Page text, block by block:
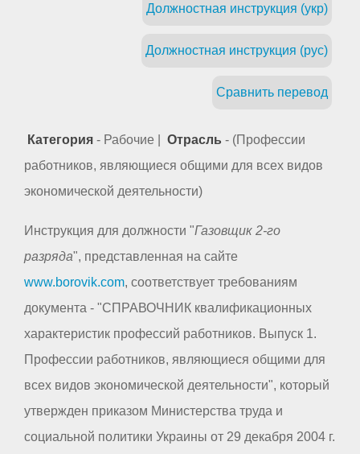
Должностная инструкция (укр)
Должностная инструкция (рус)
Сравнить перевод
Категория - Рабочие | Отрасль - (Профессии
работников, являющиеся общими для всех видов
экономической деятельности)
Инструкция для должности "Газовщик 2-го
разряда", представленная на сайте
www.borovik.com, соответствует требованиям
документа - "СПРАВОЧНИК квалификационных
характеристик профессий работников. Выпуск 1.
Профессии работников, являющиеся общими для
всех видов экономической деятельности", который
утвержден приказом Министерства труда и
социальной политики Украины от 29 декабря 2004 г.